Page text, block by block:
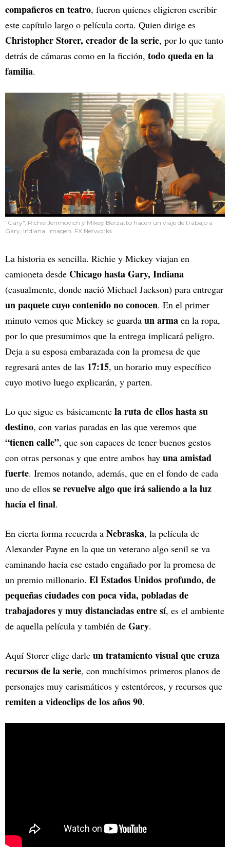
compañeros en teatro, fueron quienes eligieron escribir
este capítulo largo o película corta. Quien dirige es
Christopher Storer, creador de la serie, por lo que tanto
detrás de cámaras como en la ficción, todo queda en la
familia.
"Gary", Richie Jerimovich y Mikey Berzatto hacen un viaje de trabajo a
Gary, Indiana. Imagen: FX Networks
La historia es sencilla. Richie y Mickey viajan en
camioneta desde Chicago hasta Gary, Indiana
(casualmente, donde nació Michael Jackson) para entregar
un paquete cuyo contenido no conocen. En el primer
minuto vemos que Mickey se guarda un arma en la ropa,
por lo que presumimos que la entrega implicará peligro.
Deja a su esposa embarazada con la promesa de que
regresará antes de las 17:15, un horario muy específico
cuyo motivo luego explicarán, y parten.
Lo que sigue es básicamente la ruta de ellos hasta su
destino, con varias paradas en las que veremos que
“tienen calle”, que son capaces de tener buenos gestos
con otras personas y que entre ambos hay una amistad
fuerte. Iremos notando, además, que en el fondo de cada
uno de ellos se revuelve algo que irá saliendo a la luz
hacia el final.
En cierta forma recuerda a Nebraska, la película de
Alexander Payne en la que un veterano algo senil se va
caminando hacia ese estado engañado por la promesa de
un premio millonario. El Estados Unidos profundo, de
pequeñas ciudades con poca vida, pobladas de
trabajadores y muy distanciadas entre sí, es el ambiente
de aquella película y también de Gary.
Aquí Storer elige darle un tratamiento visual que cruza
recursos de la serie, con muchísimos primeros planos de
personajes muy carismáticos y estentóreos, y recursos que
remiten a videoclips de los años 90.